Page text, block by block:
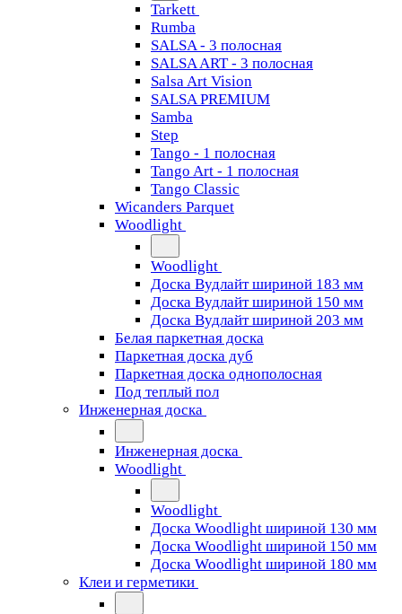
Tarkett
Rumba
SALSA - 3 полосная
SALSA ART - 3 полосная
Salsa Art Vision
SALSA PREMIUM
Samba
Step
Tango - 1 полосная
Tango Art - 1 полосная
Tango Classiс
Wicanders Parquet
Woodlight
Woodlight
Доска Вудлайт шириной 183 мм
Доска Вудлайт шириной 150 мм
Доска Вудлайт шириной 203 мм
Белая паркетная доска
Паркетная доска дуб
Паркетная доска однополосная
Под теплый пол
Инженерная доска
Инженерная доска
Woodlight
Woodlight
Доска Woodlight шириной 130 мм
Доска Woodlight шириной 150 мм
Доска Woodlight шириной 180 мм
Клеи и герметики